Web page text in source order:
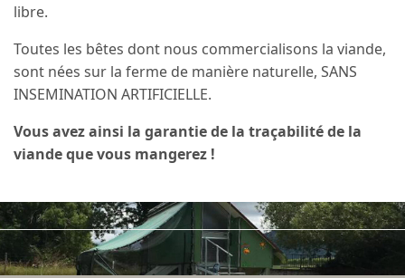
libre.
Toutes les bêtes dont nous commercialisons la viande,
sont nées sur la ferme de manière naturelle, SANS
INSEMINATION ARTIFICIELLE.
Vous avez ainsi la garantie de la traçabilité de la
viande que vous mangerez !